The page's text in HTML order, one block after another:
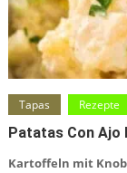
Tapas Rezepte
Patatas Con
Kartoffeln mit